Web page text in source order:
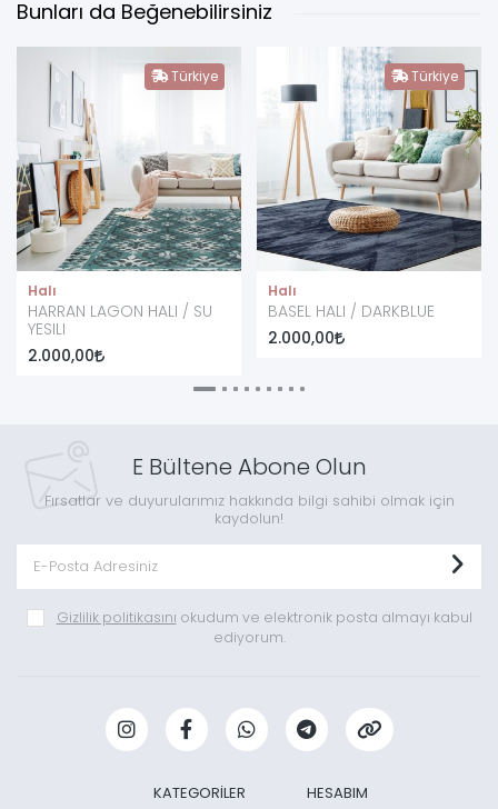
Bunları da Beğenebilirsiniz
Türkiye
Halı
HARRAN LAGON HALI / SU
YESILI
2.000,00
Türkiye
Halı
BASEL HALI / DARKBLUE
2.000,00
E Bültene Abone Olun
Fırsatlar ve duyurularımız hakkında bilgi sahibi olmak için
kaydolun!
Gizlilik politikasını okudum ve elektronik posta almayı kabul
ediyorum.
KATEGORİLER HESABIM